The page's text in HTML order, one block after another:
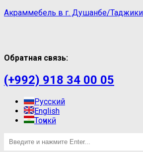
Акраммебель в г. Душанбе/
Обратная связь:
(+992) 918 34 00 05
Русский
English
Тоҷикӣ